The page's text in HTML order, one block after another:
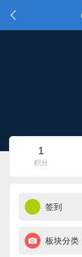
1
积分
签到
板块分类